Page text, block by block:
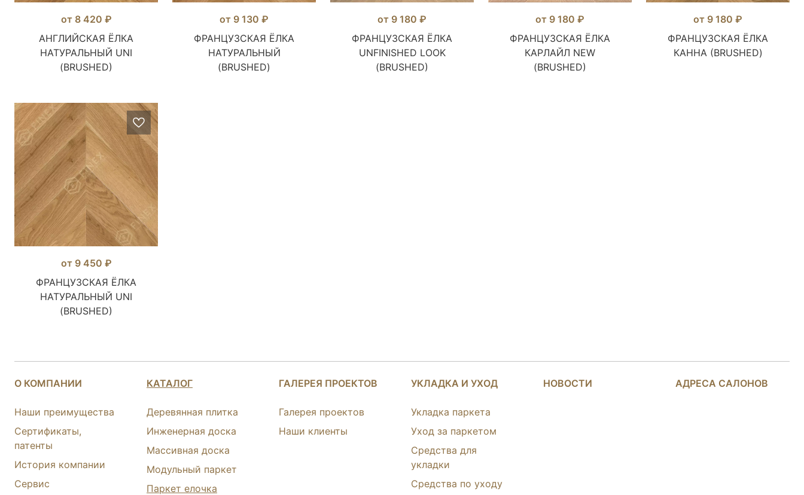
от 8 420 ₽
АНГЛИЙСКАЯ ЁЛКА
НАТУРАЛЬНЫЙ UNI
(BRUSHED)
от 9 130 ₽
ФРАНЦУЗСКАЯ ЁЛКА
НАТУРАЛЬНЫЙ
(BRUSHED)
от 9 180 ₽
ФРАНЦУЗСКАЯ ЁЛКА
UNFINISHED LOOK
(BRUSHED)
от 9 180 ₽
ФРАНЦУЗСКАЯ ЁЛКА
КАРЛАЙЛ NEW
(BRUSHED)
от 9 180 ₽
ФРАНЦУЗСКАЯ ЁЛКА
КАННА (BRUSHED)
от 9 450 ₽
ФРАНЦУЗСКАЯ ЁЛКА
НАТУРАЛЬНЫЙ UNI
(BRUSHED)
О КОМПАНИИ
Наши преимущества
Сертификаты,
патенты
История компании
Сервис
КАТАЛОГ
Деревянная плитка
Инженерная доска
Массивная доска
Модульный паркет
Паркет елочка
ГАЛЕРЕЯ ПРОЕКТОВ
Галерея проектов
Наши клиенты
УКЛАДКА И УХОД
Укладка паркета
Уход за паркетом
Средства для
укладки
Средства по уходу
НОВОСТИ АДРЕСА САЛОНОВ